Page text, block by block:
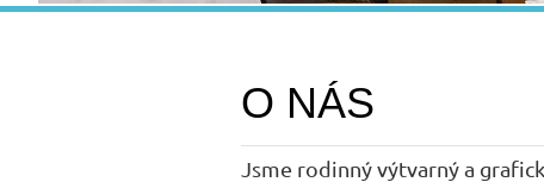
O NÁS
Jsme rodinný výtvarný a